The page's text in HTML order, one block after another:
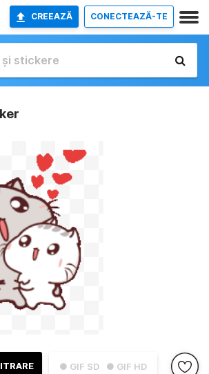
CREEAZĂ CONECTEAZĂ-TE
● GIF SD ● GIF HD